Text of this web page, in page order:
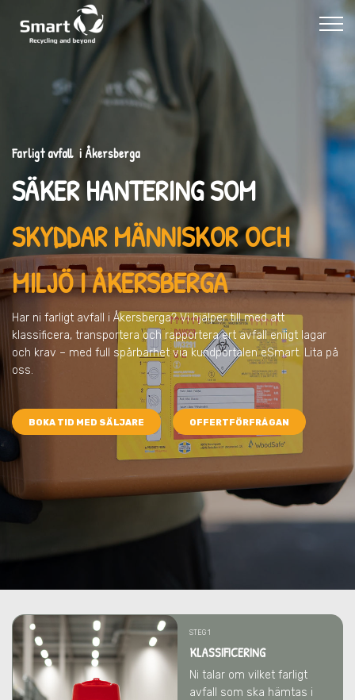
Farligt avfall i Åkersberga
SÄKER HANTERING SOM
SKYDDAR MÄNNISKOR OCH
MILJÖI ÅKERSBERGA
Har ni farligt avfall i Åkersberga? Vi hjälper till med att
klassificera, transportera och rapportera ert avfall enligt lagar
och krav – med full spårbarhet via kundportalen eSmart. Lita på
oss.
BOKA TID MED SÄLJARE OFFERTFÖRFRÅGAN
STEG 1
KLASSIFICERING
Ni talar om vilket farligt
avfall som ska hämtas i